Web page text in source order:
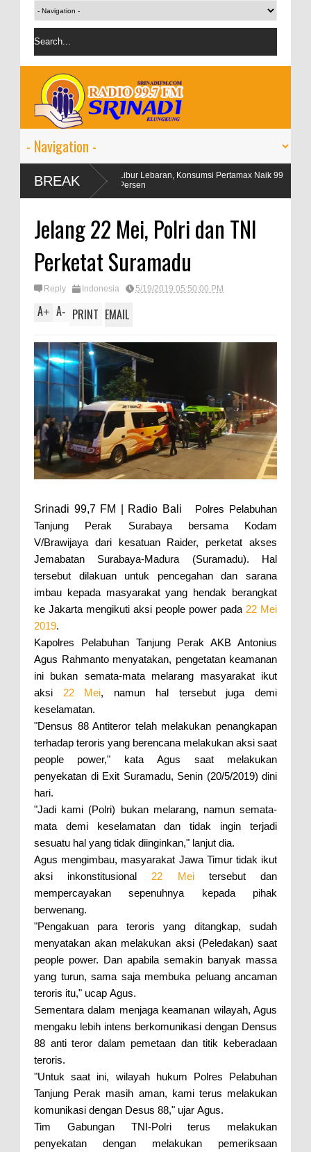
BREAKLibur Lebaran, Konsumsi Pertamax Naik 99
Persen
OJK
Jelang 22 Mei, Polri dan TNI
Perketat Suramadu
Reply Indonesia 5/19/2019 05:50:00 PM
A+ A- PRINT EMAIL
Srinadi 99,7 FM | Radio Bali Polres Pelabuhan
Tanjung Perak Surabaya bersama Kodam
V/Brawijaya dari kesatuan Raider, perketat akses
Jemabatan Surabaya-Madura (Suramadu). Hal
tersebut dilakuan untuk pencegahan dan sarana
imbau kepada masyarakat yang hendak berangkat
ke Jakarta mengikuti aksi people power pada 22 Mei
2019.
Kapolres Pelabuhan Tanjung Perak AKB Antonius
Agus Rahmanto menyatakan, pengetatan keamanan
ini bukan semata-mata melarang masyarakat ikut
aksi 22 Mei, namun hal tersebut juga demi
keselamatan.
"Densus 88 Antiteror telah melakukan penangkapan
terhadap teroris yang berencana melakukan aksi saat
people power," kata Agus saat melakukan
penyekatan di Exit Suramadu, Senin (20/5/2019) dini
hari.
"Jadi kami (Polri) bukan melarang, namun semata-
mata demi keselamatan dan tidak ingin terjadi
sesuatu hal yang tidak diinginkan," lanjut dia.
Agus mengimbau, masyarakat Jawa Timur tidak ikut
aksi inkonstitusional 22 Meitersebut dan
mempercayakan sepenuhnya kepada pihak
berwenang.
"Pengakuan para teroris yang ditangkap, sudah
menyatakan akan melakukan aksi (Peledakan) saat
people power. Dan apabila semakin banyak massa
yang turun, sama saja membuka peluang ancaman
teroris itu," ucap Agus.
Sementara dalam menjaga keamanan wilayah, Agus
mengaku lebih intens berkomunikasi dengan Densus
88 anti teror dalam pemetaan dan titik keberadaan
teroris.
"Untuk saat ini, wilayah hukum Polres Pelabuhan
Tanjung Perak masih aman, kami terus melakukan
komunikasi dengan Desus 88," ujar Agus.
Tim Gabungan TNI-Polri terus melakukan
penyekatan dengan melakukan pemeriksaan